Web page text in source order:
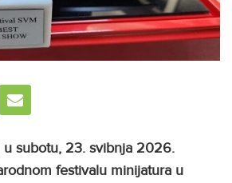
subotu, 23. svibnja 2026.
festivalu minijatura u